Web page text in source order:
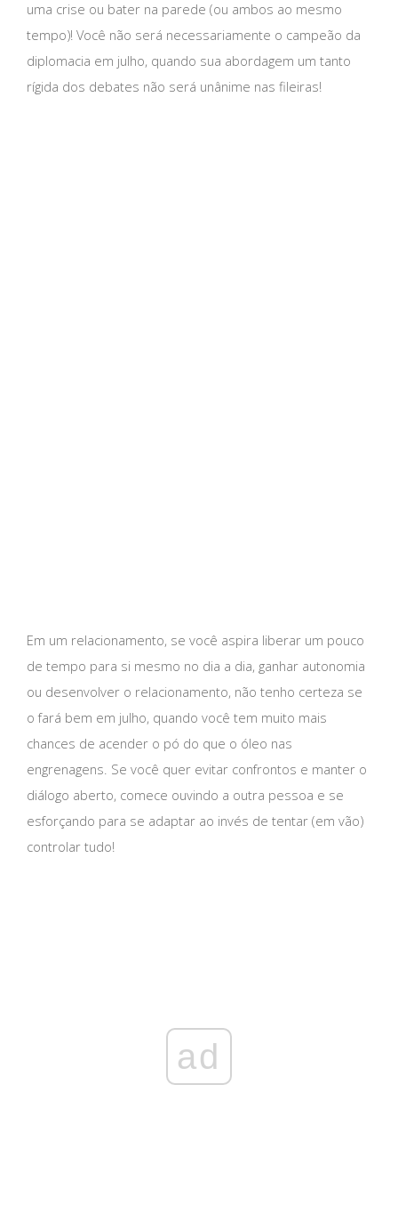
uma crise ou bater na parede (ou ambos ao mesmo
tempo)! Você não será necessariamente o campeão da
diplomacia em julho, quando sua abordagem um tanto
rígida dos debates não será unânime nas fileiras!
Em um relacionamento, se você aspira liberar um pouco
de tempo para si mesmo no dia a dia, ganhar autonomia
ou desenvolver o relacionamento, não tenho certeza se
o fará bem em julho, quando você tem muito mais
chances de acender o pó do que o óleo nas
engrenagens. Se você quer evitar confrontos e manter o
diálogo aberto, comece ouvindo a outra pessoa e se
esforçando para se adaptar ao invés de tentar (em vão)
controlar tudo!
ad